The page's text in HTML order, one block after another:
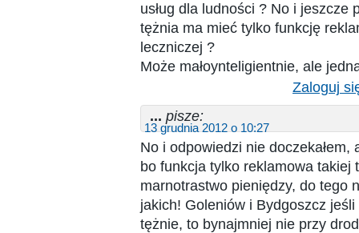
usług dla ludności ? No i jeszcze
tężnia ma mieć tylko funkcję
leczniczej ?
Może małoynteligientnie, ale
Zaloguj
... pisze:
13 grudnia 2012 o 10:27
No i odpowiedzi nie doczekałem,
bo funkcja tylko reklamowa takiej
marnotrastwo pieniędzy, do tego
jakich! Goleniów i Bydgoszcz
tężnie, to bynajmniej nie przy